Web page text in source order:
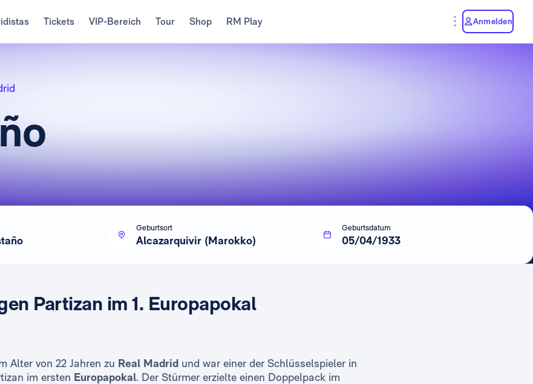
Tickets VIP-Bereich Tour Shop RM Play Anmelden
Geburtsort
Alcazarquivir (Marokko)
Geburtsdatum
05/04/1933
Partizan im 1. Europapokal
Alter von 22 Jahren zu Real Madridund war einer der Schlüsselspieler in
im ersten Europapokal. Der Stürmer erzielte einen Doppelpack im